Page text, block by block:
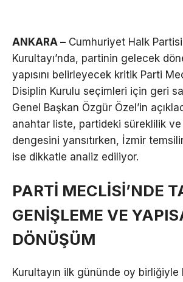
ANKARA – Cumhuriyet Halk
Kurultayı’nda, partinin gelecek
yapısını belirleyecek kritik Parti
Disiplin Kurulu seçimleri için geri
Genel Başkan Özgür Özel’in
anahtar liste, partideki süreklilik
dengesini yansıtırken, İzmir
ise dikkatle analiz ediliyor.
PARTİ MECLİSİ’NDE
GENİŞLEME VE
DÖNÜŞÜM
Kurultayın ilk gününde oy birliğiyle